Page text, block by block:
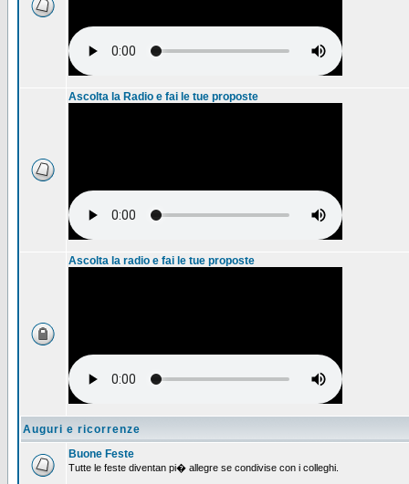
Ascolta la Radio e fai le tue proposte
Ascolta la radio e fai le tue proposte
Auguri e ricorrenze
Buone Feste
Tutte le feste diventan pi� allegre se condivise con i colleghi.